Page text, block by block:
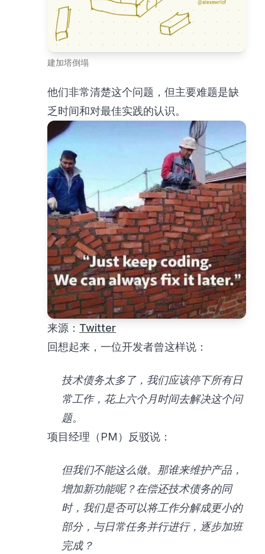
建加塔倒塌
他们非常清楚这个问题，但主要难题是缺
乏时间和对最佳实践的认识。
来源： Twitter
回想起来，一位开发者曾这样说：
技术债务太多了，我们应该停下所有日
常工作，花上六个月时间去解决这个问
题。
项目经理（PM）反驳说：
但我们不能这么做。那谁来维护产品，
增加新功能呢？在偿还技术债务的同
时，我们是否可以将工作分解成更小的
部分，与日常任务并行进行，逐步加班
完成？